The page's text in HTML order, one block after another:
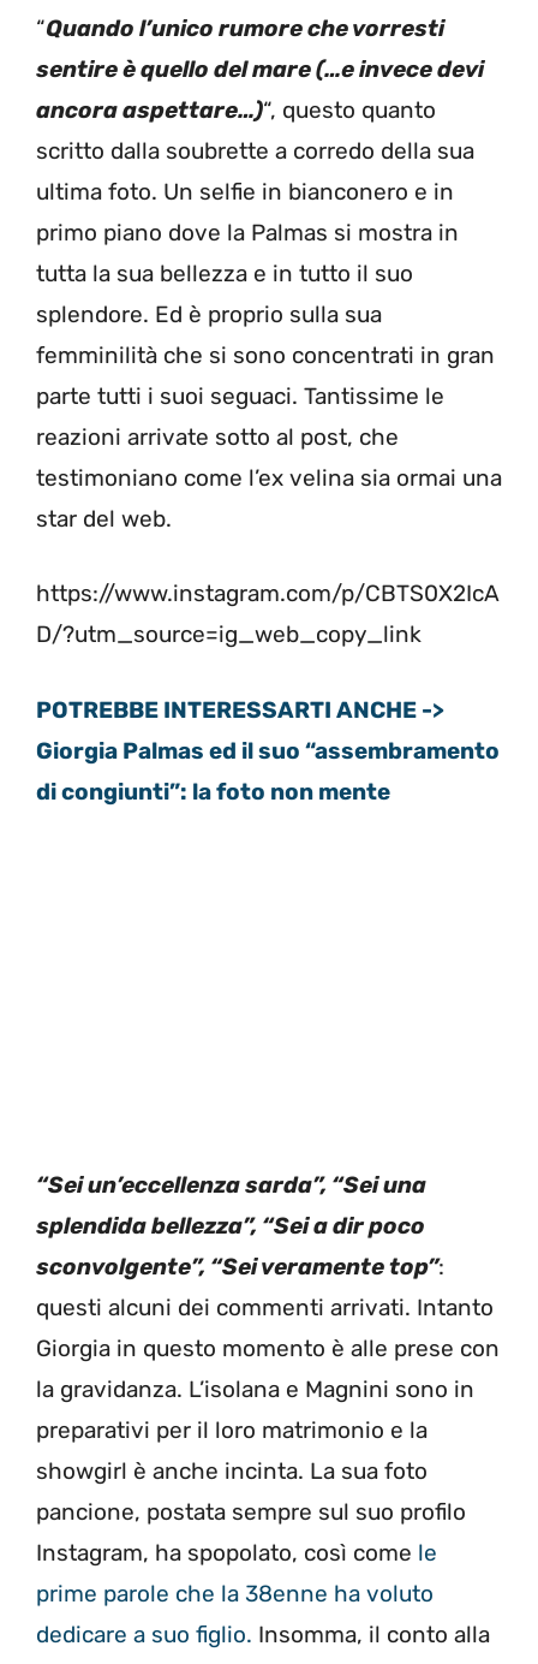
“Quando l’unico rumore che vorresti
sentire è quello del mare (…e invece devi
ancora aspettare…)“, questo quanto
scritto dalla soubrette a corredo della sua
ultima foto. Un selfie in bianconero e in
primo piano dove la Palmas si mostra in
tutta la sua bellezza e in tutto il suo
splendore. Ed è proprio sulla sua
femminilità che si sono concentrati in gran
parte tutti i suoi seguaci. Tantissime le
reazioni arrivate sotto al post, che
testimoniano come l’ex velina sia ormai una
star del web.
https://www.instagram.com/p/CBTS0X2IcA
D/?utm_source=ig_web_copy_link
POTREBBE INTERESSARTI ANCHE ->
Giorgia Palmas ed il suo “assembramento
di congiunti”: la foto non mente
“Sei un’eccellenza sarda”, “Sei una
splendida bellezza”, “Sei a dir poco
sconvolgente”, “Sei veramente top”:
questi alcuni dei commenti arrivati. Intanto
Giorgia in questo momento è alle prese con
la gravidanza. L’isolana e Magnini sono in
preparativi per il loro matrimonio e la
showgirl è anche incinta. La sua foto
pancione, postata sempre sul suo profilo
Instagram, ha spopolato, così come le
prime parole che la 38enne ha voluto
dedicare a suo figlio. Insomma, il conto alla